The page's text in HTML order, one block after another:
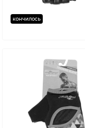
кончилось